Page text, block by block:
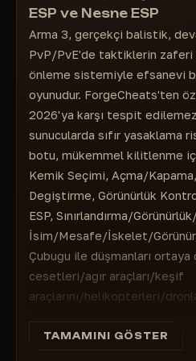
Görünürlük Kontrolü —
oyuncuları vurgulama
HP Çubuğu — Sağlık
NESNE ESP — Nesneleri
Ceset — Cesetler
Ağır Araç — Ağır ekipman
Keşif Aracı — Keşif
Helikopter ve Drone'lar
drone'lar
Uçak — Uçaklar
Denizaltı — Denizaltılar
Gemi — Gemiler
Tuş Atamaları: Menü,
Düğmesi — Menü, savaş
düğmesi için tuş atamaları
ESP ve Nesne ESP
Arma 3, gerçekçi balistik,
PvP/PvE'de taktiklerin
önleme sistemiyle efsanevi
oyunudur. ForgeCheats'ten
2026'ya karşı tespit
sunucularda sıfır yasaklama
botu, mükemmel kilitlenme
Kemik Seçimi, Açma/
Değiştirme, Görünürlük
ESP, Sınırlandırma/
İsim/Mesafe/İskelet/
Çubuğu ile düşmanları ortaya
cesetleri/ağır araçları/keşif
araçlarını/helikopterleri/
Diğer Özellikler: FOV
TAMAMINI GÖSTER